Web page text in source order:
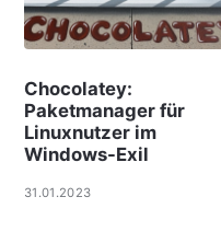
Chocolatey:
Paketmanager für
Linuxnutzer im
Windows-Exil
31.01.2023